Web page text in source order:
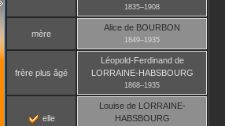
1835–1908
mère
Alice de BOURBON
1849–1935
frère plus âgé
Léopold-Ferdinandde
LORRAINE-HABSBOURG
1868–1935
elle
Louisede LORRAINE-
HABSBOURG